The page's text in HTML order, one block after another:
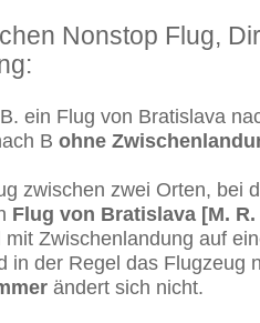
Nonstop Flug,
ein Flug von Bratislava
B ohne
zwischen zwei Orten, bei
Flug von Bratislava [M.
mit Zwischenlandung auf
in der Regel das Flugzeug
ändert sich nicht.